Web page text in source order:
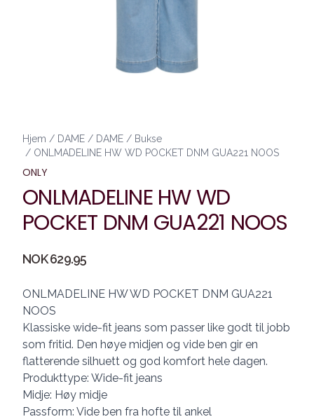
Hjem / DAME / DAME / Bukse
/ ONLMADELINE HW WD POCKET DNM GUA221 NOOS
ONLY
ONLMADELINE HW WD
POCKET DNM GUA221 NOOS
Produktdetaljer
NOK 629.95
Description
ONLMADELINE HW WD POCKET DNM GUA221
NOOS
Klassiske wide-fit jeans som passer like godt til jobb
som fritid. Den høye midjen og vide ben gir en
flatterende silhuett og god komfort hele dagen.
Produkttype: Wide-fit jeans
Midje: Høy midje
Passform: Vide ben fra hofte til ankel